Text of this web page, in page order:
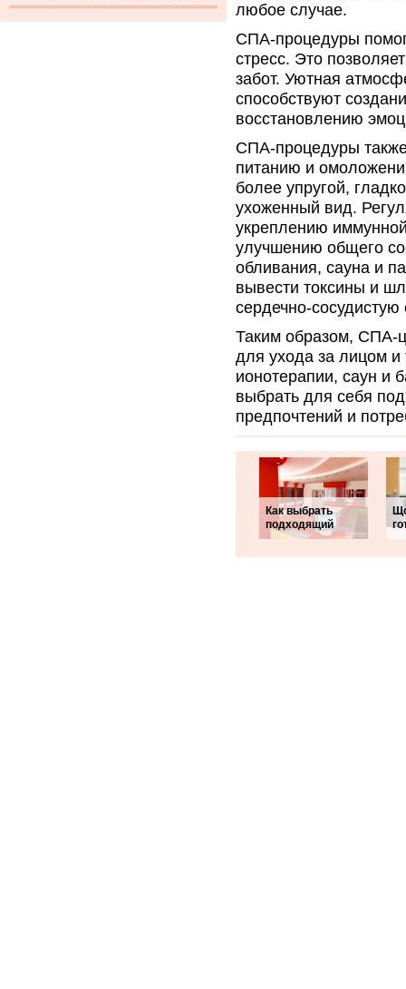
любое случае.
СПА-процедуры
стресс. Это
забот. Уютная
способствуют
восстановлению
СПА-процедуры
питанию и
более упругой,
ухоженный вид.
укреплению
улучшению общего
обливания, сауна и
вывести токсины и
сердечно-сосудистую
Таким образом, СПА-
для ухода за лицом и
ионотерапии, саун и
выбрать для себя
предпочтений и
Как выбрать
подходящий